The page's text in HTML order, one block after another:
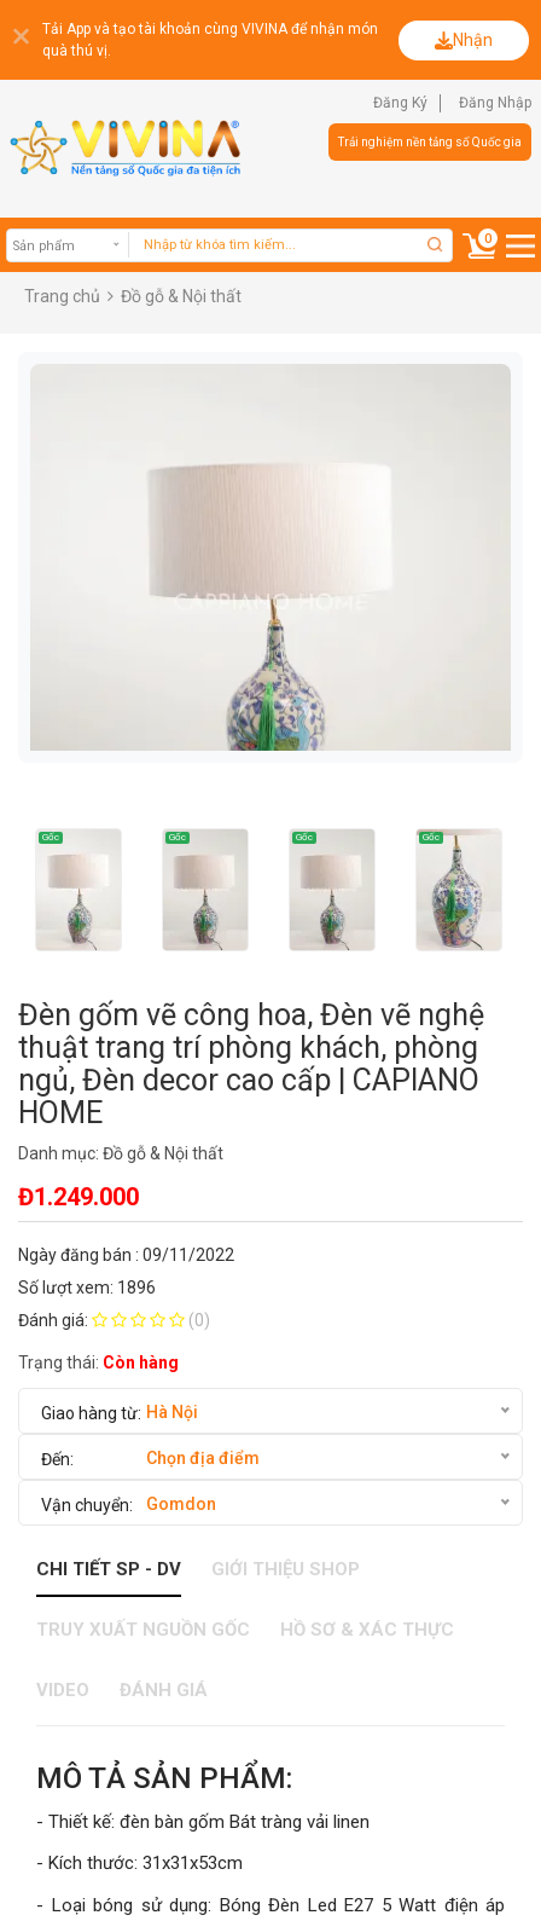
Tải App và tạo tài khoản cùng VIVINA để nhận món
quà thú vị.
Nhận
Đăng Ký Đăng Nhập
Trải nghiệm nền tảng số Quốc gia
Sản phẩm
0
Trang chủ Đồ gỗ & Nội thất
Đèn gốm vẽ công hoa, Đèn vẽ nghệ
thuật trang trí phòng khách, phòng
ngủ, Đèn decor cao cấp | CAPIANO
HOME
Danh mục: Đồ gỗ & Nội thất
Đ1.249.000
Ngày đăng bán : 09/11/2022
Số lượt xem: 1896
Đánh giá:
(0)
Trạng thái: Còn hàng
Hà Nội
Chọn địa điểm
Gomdon
CHI TIẾT SP - DV GIỚI THIỆU SHOP
TRUY XUẤT NGUỒN GỐC HỒ SƠ & XÁC THỰC
VIDEO ĐÁNH GIÁ
MÔ TẢ SẢN PHẨM:
- Thiết kế: đèn bàn gốm Bát tràng vải linen
- Kích thước: 31x31x53cm
- Loại bóng sử dụng: Bóng Đèn Led E27 5 Watt điện áp